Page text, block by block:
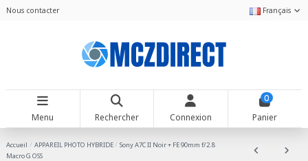
Nous contacter Français
Menu Rechercher Connexion
0
Panier
Accueil APPAREIL PHOTO HYBRIDE
Sony A7C II Noir + FE 90mm f/2.8
Macro G OSS